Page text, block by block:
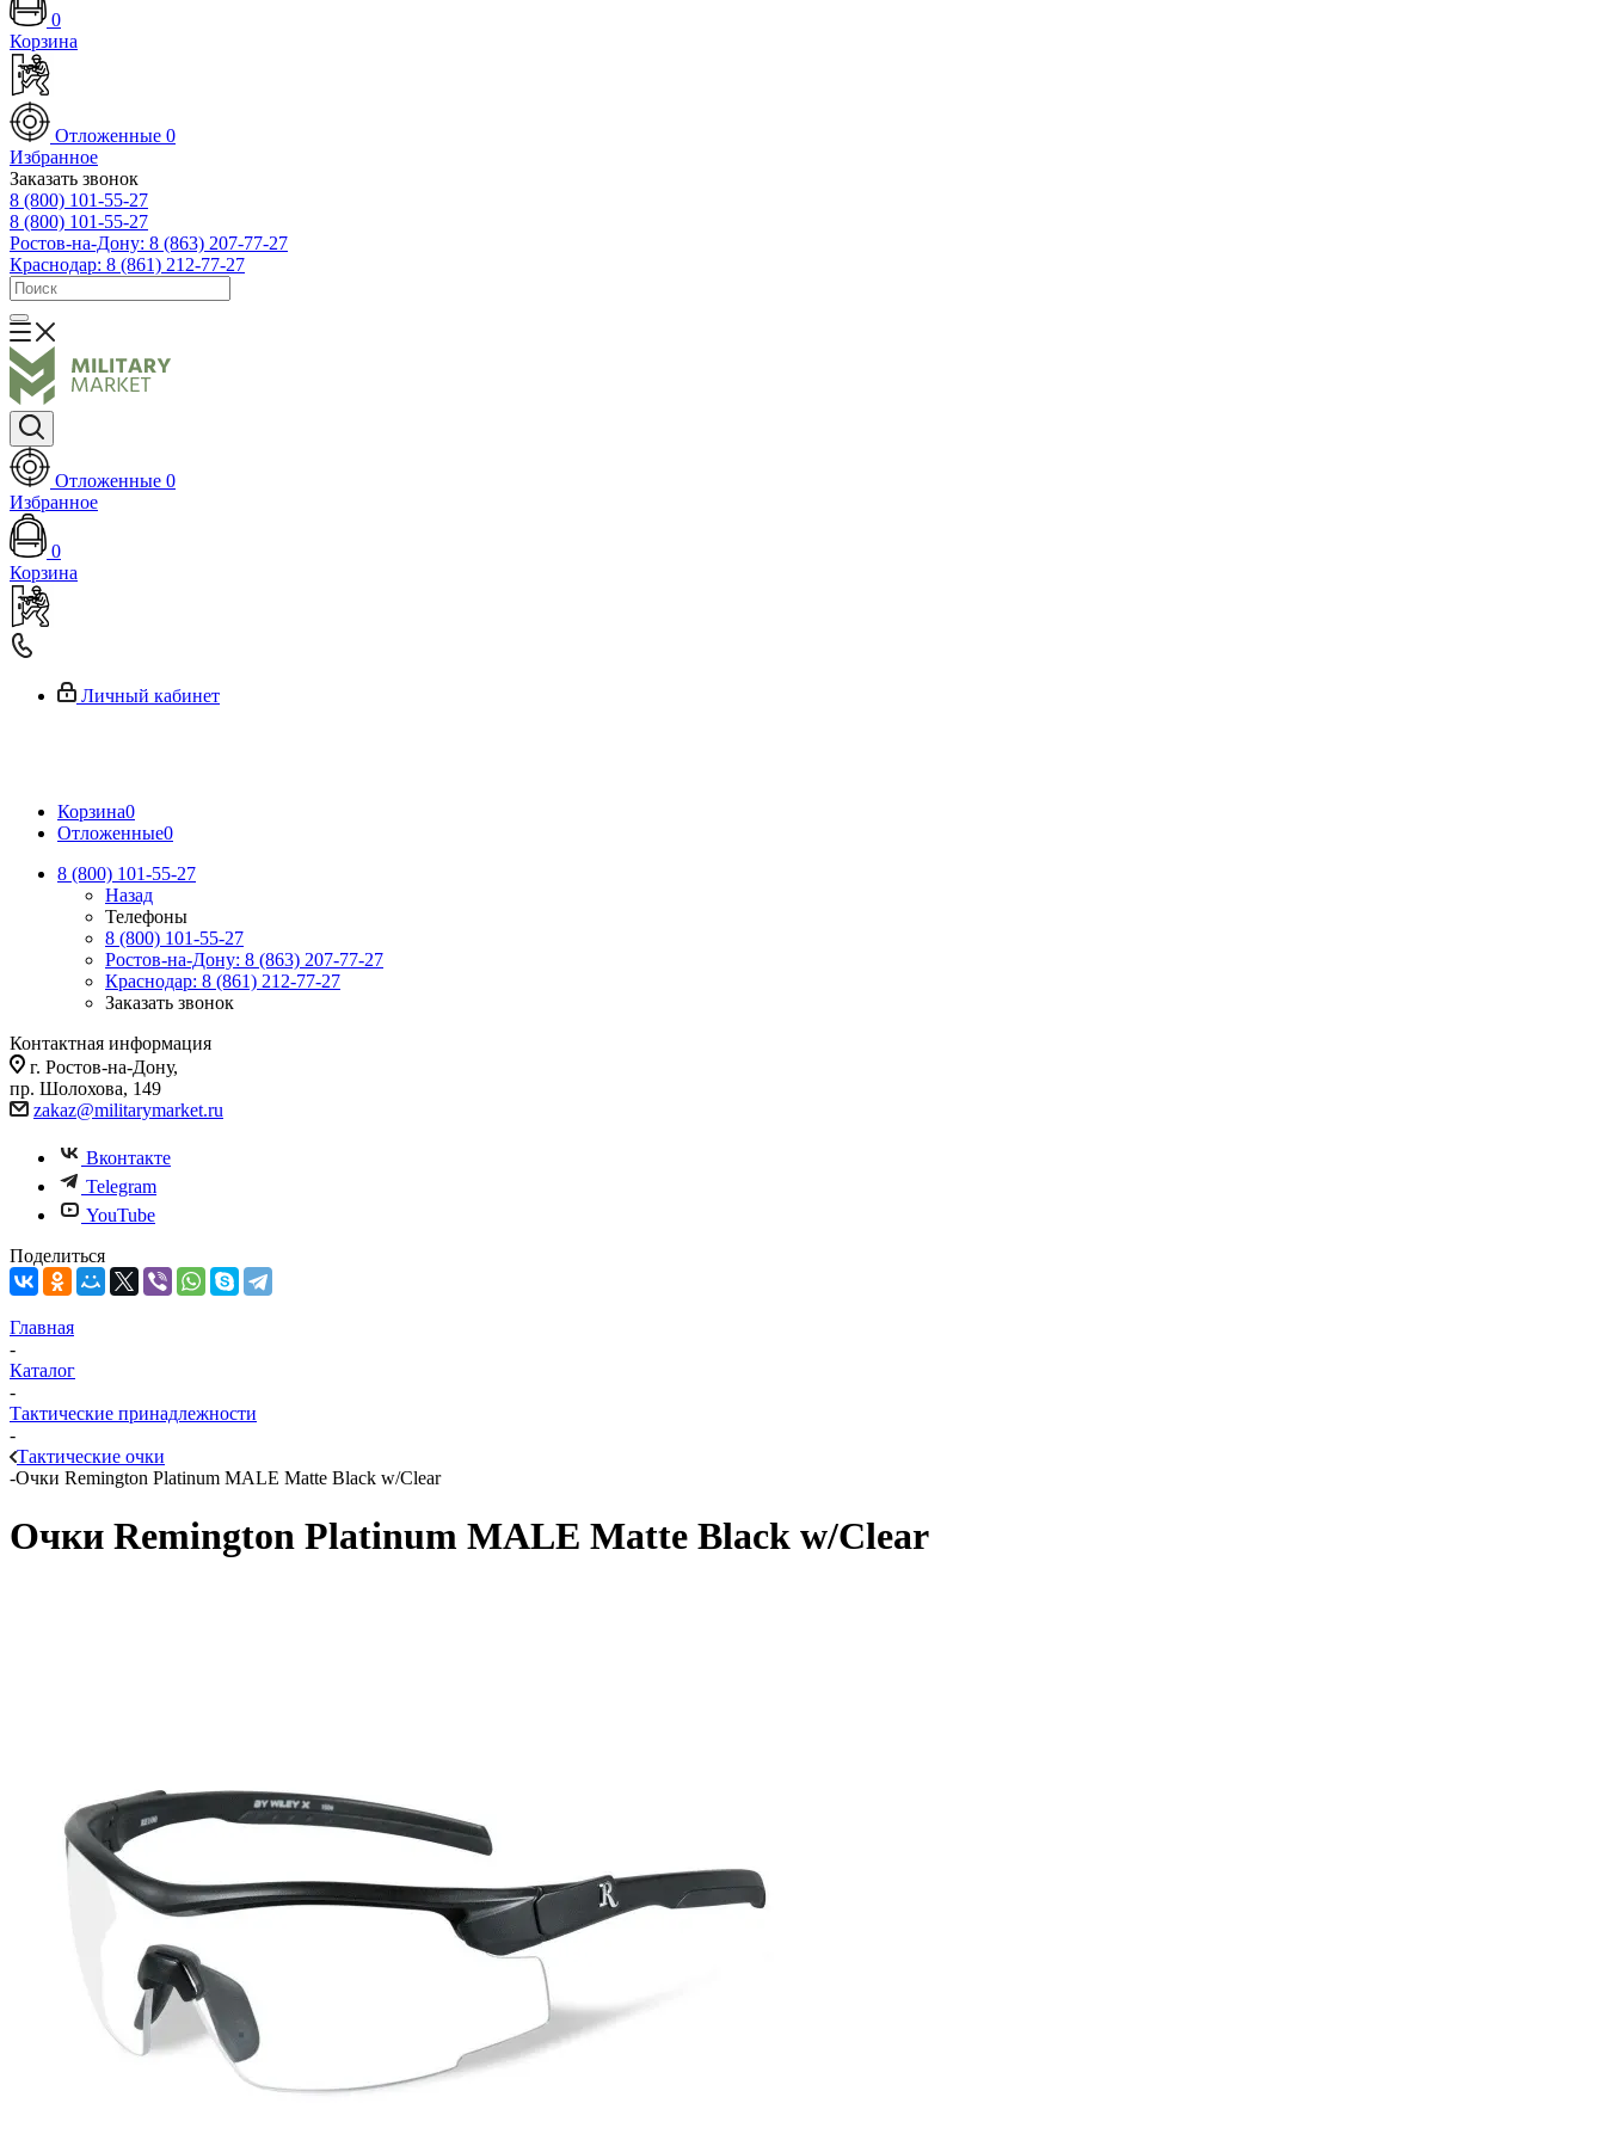
0
Корзина
Отложенные 0
Избранное
Заказать звонок
8 (800) 101-55-27
8 (800) 101-55-27
Ростов-на-Дону: 8 (863) 207-77-27
Краснодар: 8 (861) 212-77-27
Отложенные 0
Избранное
0
Корзина
Личный кабинет
Корзина0
Отложенные0
8 (800) 101-55-27
Назад
Телефоны
8 (800) 101-55-27
Ростов-на-Дону: 8 (863) 207-77-27
Краснодар: 8 (861) 212-77-27
Заказать звонок
Контактная информация
г. Ростов-на-Дону,
пр. Шолохова, 149
zakaz@militarymarket.ru
Вконтакте
Telegram
YouTube
Поделиться
Главная
-
Каталог
-
Тактические принадлежности
-
Тактические очки
-Очки Remington Platinum MALE Matte Black w/Clear
Очки Remington Platinum MALE Matte Black w/Clear